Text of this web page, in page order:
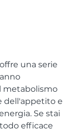
metabolismo
dell'appetito e
Se stai
efficace